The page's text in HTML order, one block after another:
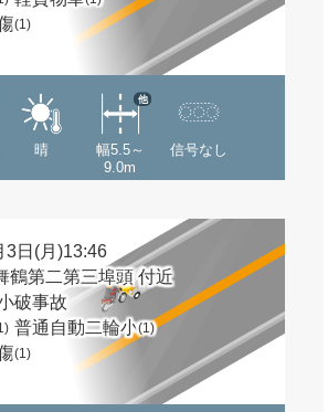
(1)
晴
幅5.5～
9.0m
他
信号なし
3日(月)13:46
鶴第二第三埠頭 付近
破事故
普通自動二輪小(1)
(1)